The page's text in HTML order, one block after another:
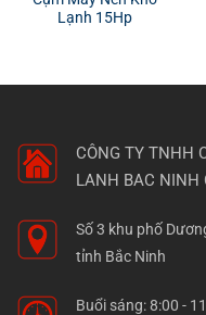
Lạnh 15Hp
CÔNG TY TNHH
LANH BAC NINH
Số 3 khu phố
tỉnh Bắc Ninh
Buổi sáng: 8:00 -